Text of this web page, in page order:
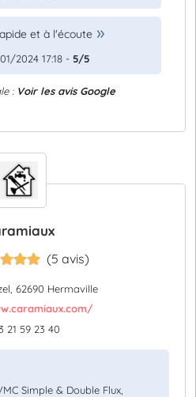
et à l'écoute
2024 17:18 - 5/5
: Voir les avis Google
(5 avis)
62690 Hermaville
21 59 23 40
Simple & Double Flux,